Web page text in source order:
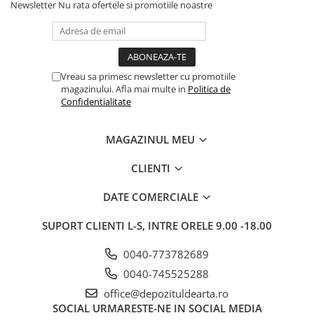
Newsletter Nu rata ofertele si promotiile noastre
Vreau sa primesc newsletter cu promotiile
magazinului. Afla mai multe in Politica de
Confidentialitate
MAGAZINUL MEU
CLIENTI
DATE COMERCIALE
SUPORT CLIENTI L-S, INTRE ORELE 9.00 -18.00
0040-773782689
0040-745525288
office@depozituldearta.ro
SOCIAL URMARESTE-NE IN SOCIAL MEDIA